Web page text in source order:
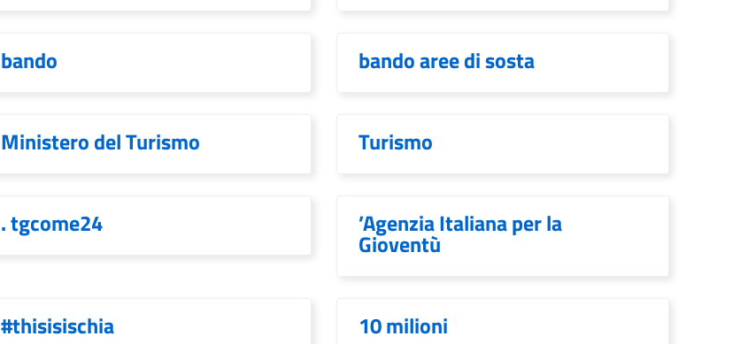
bando bando aree di sosta
Ministero del Turismo Turismo
. tgcome24 ’Agenzia Italiana per la
Gioventù
#thisisischia 10 milioni